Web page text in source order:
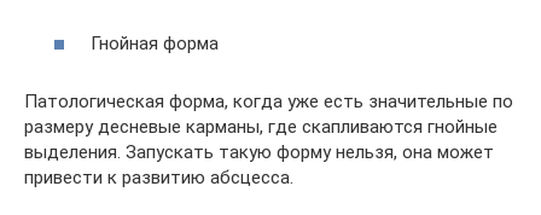
Гнойная форма
Патологическая форма, когда уже есть значительные по
размеру десневые карманы, где скапливаются гнойные
выделения. Запускать такую форму нельзя, она может
привести к развитию абсцесса.